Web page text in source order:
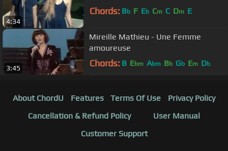
4:34
Chords: Bb F Eb Cm C Dm E
3:45
Mireille Mathieu - Une Femme
amoureuse
Chords: B Ebm Abm Bb Gb Em Db
About ChordU Features Terms Of Use
Privacy Policy
Cancellation & Refund Policy
User Manual
Customer Support